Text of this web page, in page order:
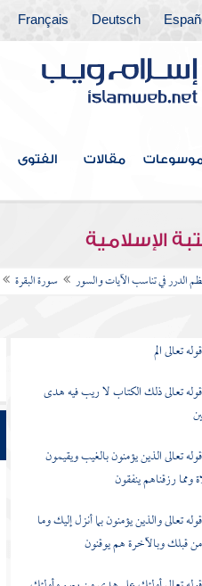
Deutsch
Français
مقالات الفتوى
الإسلامية
الدرر في تناسب الآيات والسور سورة البقرة
قوله تعالى الم
قوله تعالى ذلك الكتاب لا ريب فيه هدى
قوله تعالى الذين يؤمنون بالغيب ويقيمون
ومما رزقناهم ينفقون
قوله تعالى والذين يؤمنون بما أنزل إليك وما
قبلك وبالآخرة هم يوقنون